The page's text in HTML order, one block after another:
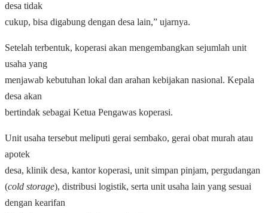
desa tidak
cukup, bisa digabung dengan desa lain,” ujarnya.
Setelah terbentuk, koperasi akan mengembangkan sejumlah unit
usaha yang
menjawab kebutuhan lokal dan arahan kebijakan nasional. Kepala
desa akan
bertindak sebagai Ketua Pengawas koperasi.
Unit usaha tersebut meliputi gerai sembako, gerai obat murah atau
apotek
desa, klinik desa, kantor koperasi, unit simpan pinjam, pergudangan
(cold storage), distribusi logistik, serta unit usaha lain yang sesuai
dengan kearifan